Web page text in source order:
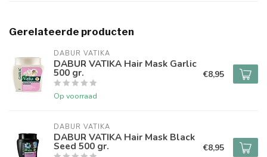
Gerelateerde producten
DABUR VATIKA
DABUR VATIKA Hair Mask Garlic
500 gr.
Op voorraad
€8,95
DABUR VATIKA
DABUR VATIKA Hair Mask Black
Seed 500 gr. €8,95